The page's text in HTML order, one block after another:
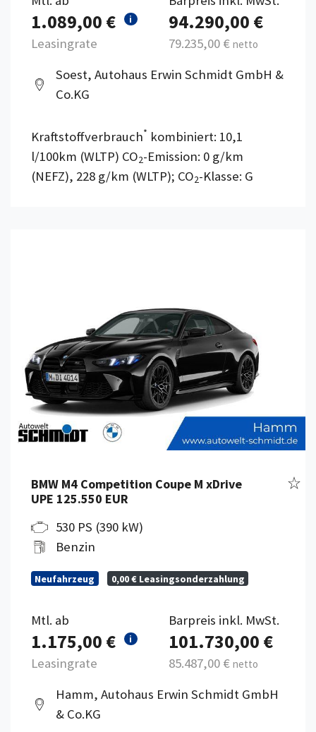
1.089,00 € i
Leasingrate
94.290,00 €
79.235,00 € netto
Soest, Autohaus Erwin Schmidt GmbH &
Co.KG
Kraftstoffverbrauch* kombiniert: 10,1
l/100km (WLTP) CO2-Emission: 0 g/km
(NEFZ), 228 g/km (WLTP); CO2-Klasse: G
BMW M4 Competition Coupe M xDrive
UPE 125.550 EUR
530 PS (390 kW)
Benzin
Neufahrzeug 0,00 € Leasingsonderzahlung
Mtl. ab
1.175,00 € i
Leasingrate
Barpreis inkl. MwSt.
101.730,00 €
85.487,00 € netto
Hamm, Autohaus Erwin Schmidt GmbH
& Co.KG